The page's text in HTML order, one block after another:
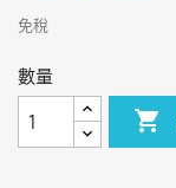
免稅
數量
